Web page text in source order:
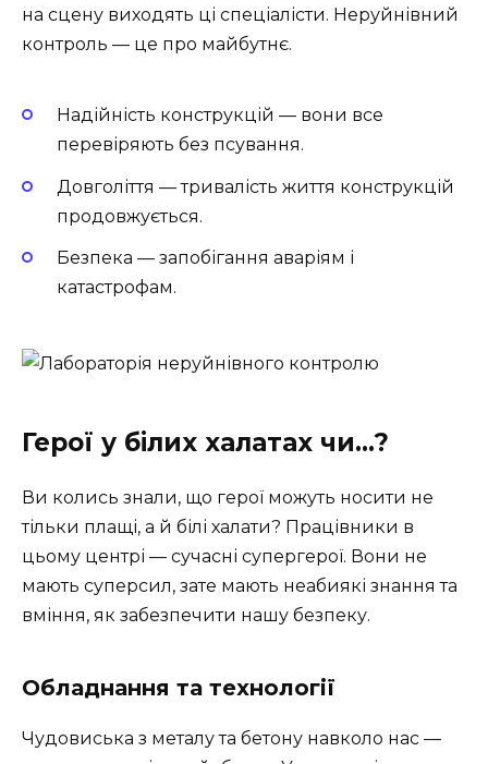
на сцену виходять ці спеціалісти. Неруйнівний
контроль — це про майбутнє.
Надійність конструкцій — вони все
перевіряють без псування.
Довголіття — тривалість життя конструкцій
продовжується.
Безпека — запобігання аваріям і
катастрофам.
Герої у білих халатах чи…?
Ви колись знали, що герої можуть носити не
тільки плащі, а й білі халати? Працівники в
цьому центрі — сучасні супергерої. Вони не
мають суперсил, зате мають неабиякі знання та
вміння, як забезпечити нашу безпеку.
Обладнання та технології
Чудовиська з металу та бетону навколо нас —